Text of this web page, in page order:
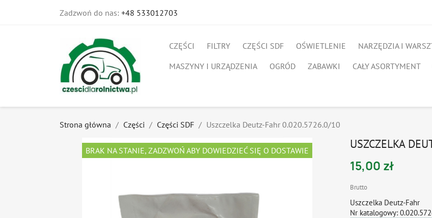
Zadzwoń do nas: +48 533012703
CZĘŚCI FILTRY CZĘŚCI SDF OŚWIETLENIE NARZĘDZIA I
MASZYNY I URZĄDZENIA
OGRÓD ZABAWKI CAŁY ASORTYMENT
Strona główna Części Części SDF Uszczelka Deutz-Fahr 0.020.5726.0/10
BRAK NA STANIE, ZADZWOŃ ABY DOWIEDZIEĆ SIĘ O DOSTAWIE USZCZELKA
15,00 zł
Brutto
Uszczelka Deutz-Fahr
Nr katalogowy: